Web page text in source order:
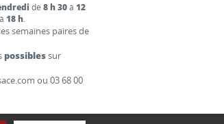
de8 h 30à12
à18 h.
semaines paires de
possiblessur
ou 03 68 00